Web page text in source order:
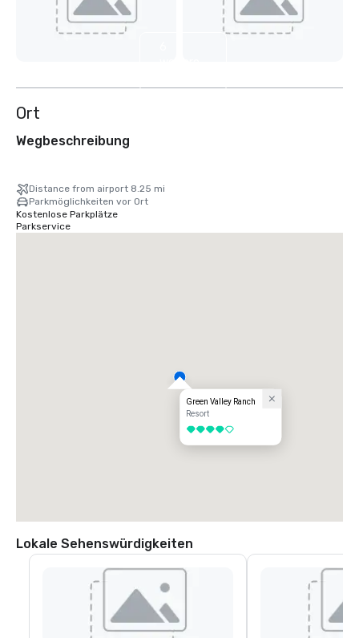
Ort
Wegbeschreibung
Distance from airport 8.25 mi
Parkmöglichkeiten vor Ort
Kostenlose Parkplätze
Parkservice
Green Valley Ranch
Resort
4 von 5
Lokale Sehenswürdigkeiten